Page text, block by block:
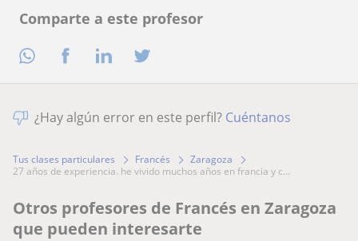
Comparte a este profesor
¿Hay algún error en este perfil? Cuéntanos
Tus clases particulares Francés
Zaragoza
27 años de experiencia. he vivido muchos años en francia y c...
Otros profesores de Francés en Zaragoza
que pueden interesarte